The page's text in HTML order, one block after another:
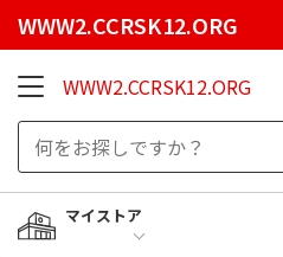
WWW2.CCRSK12.ORG
WWW2.CCRSK12.ORG
マイストア